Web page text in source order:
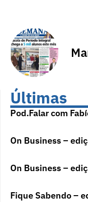
Últimas
Pod.Falar com
On Business –
On Business –
Fique Sabendo –